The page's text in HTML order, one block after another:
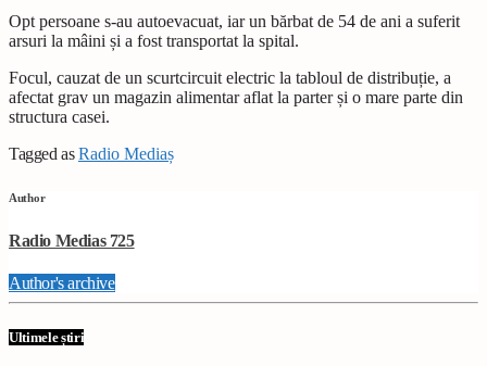
Opt persoane s-au autoevacuat, iar un bărbat de 54 de ani a suferit
arsuri la mâini și a fost transportat la spital.
Focul, cauzat de un scurtcircuit electric la tabloul de distribuție, a
afectat grav un magazin alimentar aflat la parter și o mare parte din
structura casei.
Tagged asRadio Mediaș
Author
Radio Medias 725
Author's archive
Ultimele știri